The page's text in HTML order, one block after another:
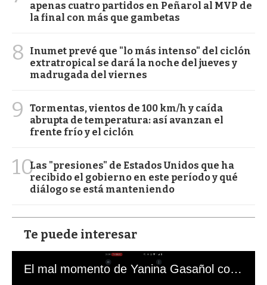
apenas cuatro partidos en Peñarol al MVP de
la final con más que gambetas
8
Inumet prevé que "lo más intenso" del ciclón
extratropical se dará la noche del jueves y
madrugada del viernes
9
Tormentas, vientos de 100 km/h y caída
abrupta de temperatura: así avanzan el
frente frío y el ciclón
10Las "presiones" de Estados Unidos que ha
recibido el gobierno en este período y qué
diálogo se está manteniendo
Te puede interesar
El mal momento de Yanina Gasañol con un hincha argentino en "Subrayado"